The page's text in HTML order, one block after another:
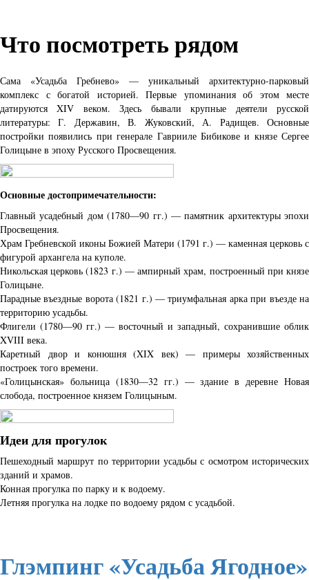
Что посмотреть рядом
Сама «Усадьба Гребнево» — уникальный архитектурно-парковый
комплекс с богатой историей. Первые упоминания об этом месте
датируются XIV веком. Здесь бывали крупные деятели русской
литературы: Г. Державин, В. Жуковский, А. Радищев. Основные
постройки появились при генерале Гаврииле Бибикове и князе Сергее
Голицыне в эпоху Русского Просвещения.
Основные достопримечательности:
Главный усадебный дом (1780—90 гг.) — памятник архитектуры эпохи
Просвещения.
Храм Гребневской иконы Божией Матери (1791 г.) — каменная церковь с
фигурой архангела на куполе.
Никольская церковь (1823 г.) — ампирный храм, построенный при князе
Голицыне.
Парадные въездные ворота (1821 г.) — триумфальная арка при въезде на
территорию усадьбы.
Флигели (1780—90 гг.) — восточный и западный, сохранившие облик
XVIII века.
Каретный двор и конюшня (XIX век) — примеры хозяйственных
построек того времени.
«Голицынская» больница (1830—32 гг.) — здание в деревне Новая
слобода, построенное князем Голицыным.
Идеи для прогулок
Пешеходный маршрут по территории усадьбы с осмотром исторических
зданий и храмов.
Конная прогулка по парку и к водоему.
Летняя прогулка на лодке по водоему рядом с усадьбой.
Глэмпинг «Усадьба Ягодное»